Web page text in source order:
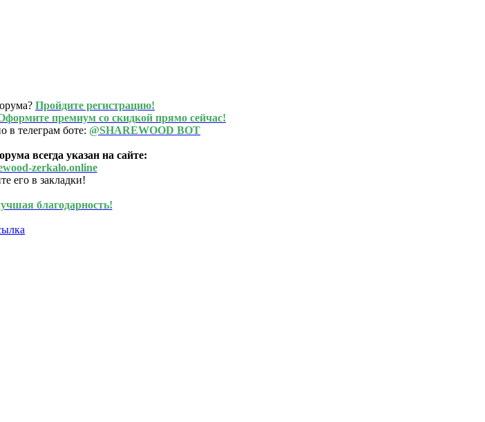
Пройдите регистрацию!
премиум со скидкой прямо сейчас!
в телеграм боте: @SHAREWOOD BOT
всегда указан на сайте:
zerkalo.online
его в закладки!
благодарность!